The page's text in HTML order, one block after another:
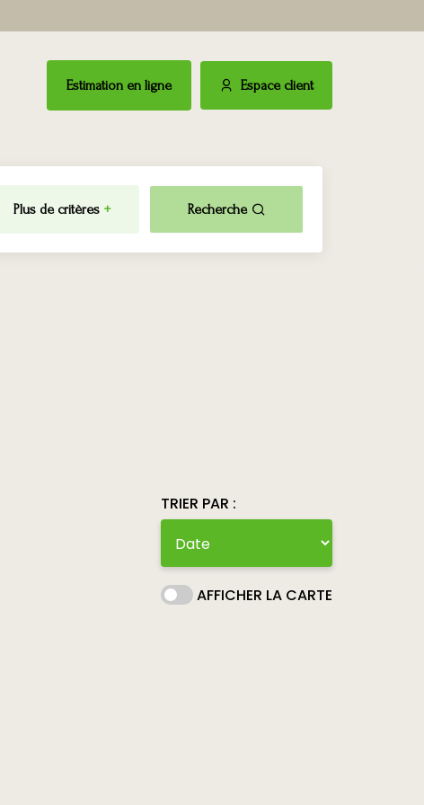
Estimation en ligne Espace client
Plus de critères + Recherche
TRIER PAR :
AFFICHER LA CARTE